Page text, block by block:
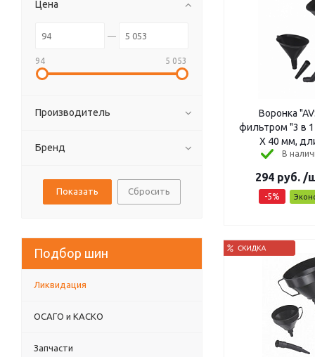
Воронка
фильтром "3 в
Х 40 мм,
В
294руб. /
-5%
Цена
94 5 053
Производитель
Бренд
Сбросить
Подбор шин
Ликвидация
ОСАГО и КАСКО
Запчасти